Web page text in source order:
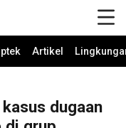
Iptek Artikel
dugaan